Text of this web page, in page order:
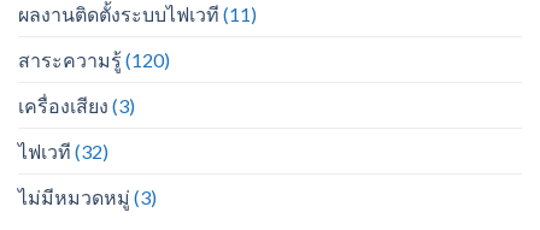
ผลงานติดตั้งระบบไฟเวที (11)
สาระความรู้(120)
เครื่องเสียง (3)
ไฟเวที (32)
ไม่มีหมวดหมู่ (3)